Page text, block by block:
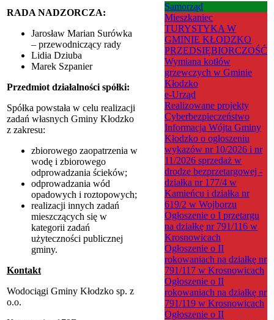
RADA NADZORCZA:
Jarosław Marian Surówka
– przewodniczący rady
Lidia Dziuba
Marek Szpanier
Przedmiot działalności spółki:
Spółka powstała w celu realizacji
zadań własnych Gminy Kłodzko
z zakresu:
zbiorowego zaopatrzenia w
wodę i zbiorowego
odprowadzania ścieków;
odprowadzania wód
opadowych i roztopowych;
realizacji innych zadań
mieszczących się w
kategorii zadań
użyteczności publicznej
gminy.
Kontakt
Wodociągi Gminy Kłodzko sp. z
o.o.
Samorząd
Mieszkaniec
TURYSTYKA W
GMINIE KŁODZKO
PRZEDSIĘBIORCZOŚĆ
Wymiana kotłów
grzewczych w Gminie
Kłodzko
e-Urząd
Realizowane projekty
Cyberbezpieczeństwo
Informacja Wójta Gminy
Kłodzko o ogłoszeniu
wykazów nr 10/2026 i nr
11/2026 sprzedaż w
drodze bezprzetargowej -
działka nr 177/4 w
Kamieńcu i działka nr
619/2 w Wojborzu
Ogłoszenie o I przetargu
na działkę nr 791/116 w
Krosnowicach
Ogłoszenie o II
rokowaniach na działkę nr
791/117 w Krosnowicach
Ogłoszenie o II
rokowaniach na działkę nr
791/119 w Krosnowicach
Ogłoszenie o II